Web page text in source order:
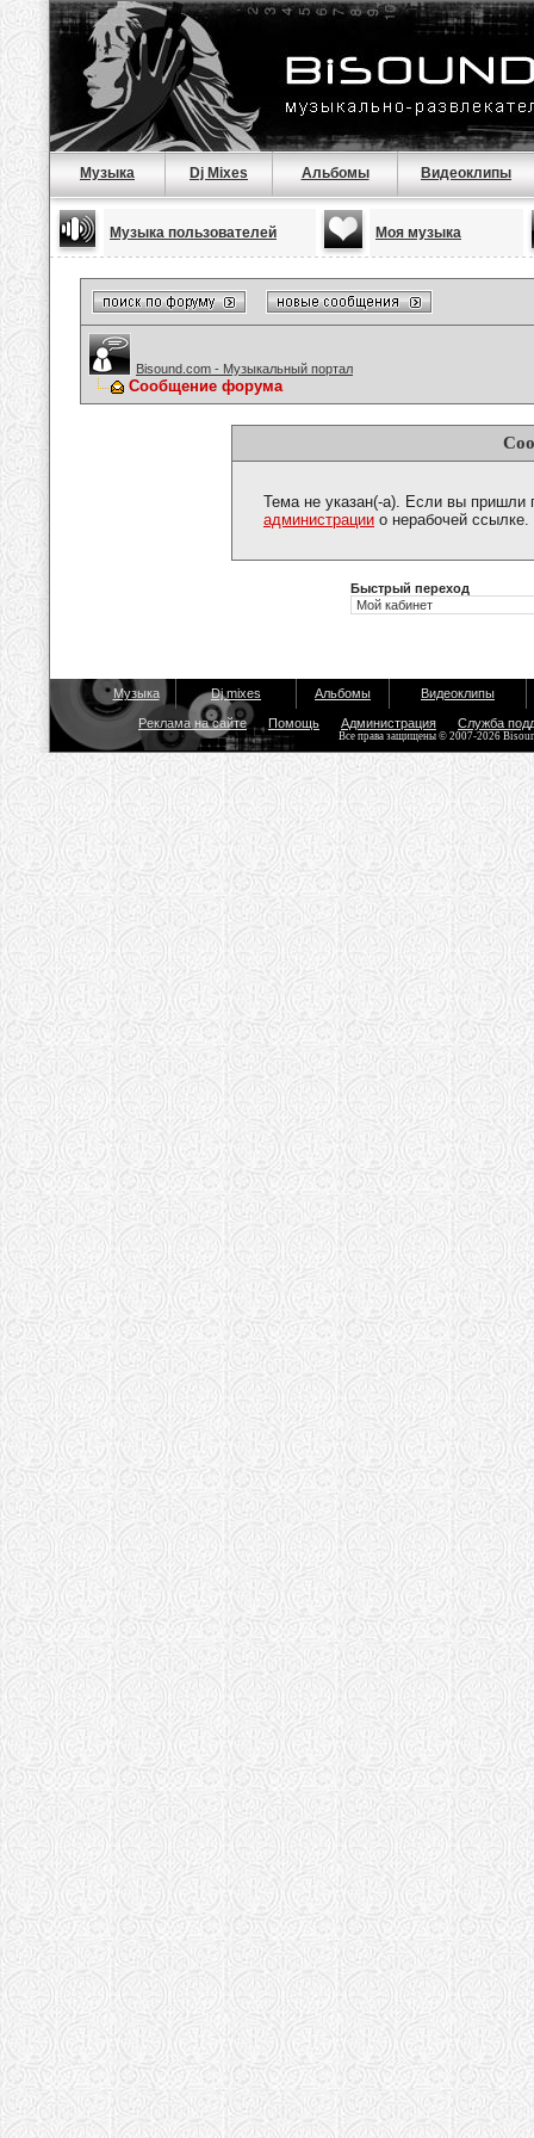
Музыка Dj Mixes Альбомы Видеоклипы
Музыка пользователей Моя музыка
Bisound.com - Музыкальный портал
Сообщение форума
Тема не указан(-а). Если вы пришли
администрации о нерабочей ссылке.
Быстрый переход
Музыка Dj mixes Альбомы Видеоклипы
Реклама на сайте Помощь Администрация Служба
Все права защищены © 2007-2026